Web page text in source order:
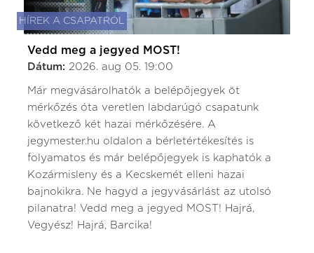
HÍREK A CSAPATRÓL
Vedd meg a jegyed MOST!
Dátum: 2026. aug 05. 19:00
Már megvásárolhatók a belépőjegyek öt
mérkőzés óta veretlen labdarúgó csapatunk
következő két hazai mérkőzésére. A
jegymester.hu oldalon a bérletértékesítés is
folyamatos és már belépőjegyek is kaphatók a
Kozármisleny és a Kecskemét elleni hazai
bajnokikra. Ne hagyd a jegyvásárlást az utolsó
pilanatra! Vedd meg a jegyed MOST! Hajrá,
Vegyész! Hajrá, Barcika!